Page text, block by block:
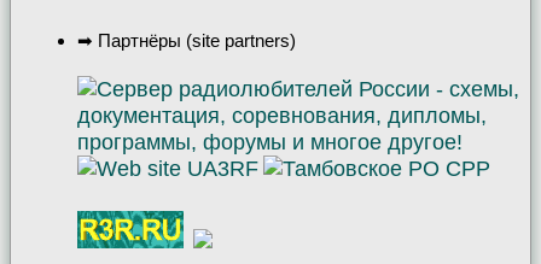
➡ Партнёры (site partners)